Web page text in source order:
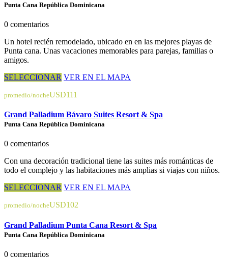
Punta Cana República Dominicana
0 comentarios
Un hotel recién remodelado, ubicado en en las mejores playas de
Punta cana. Unas vacaciones memorables para parejas, familias o
amigos.
SELECCIONAR VER EN EL MAPA
promedio/nocheUSD111
Grand Palladium Bávaro Suites Resort & Spa
Punta Cana República Dominicana
0 comentarios
Con una decoración tradicional tiene las suites más románticas de
todo el complejo y las habitaciones más amplias si viajas con niños.
SELECCIONAR VER EN EL MAPA
promedio/nocheUSD102
Grand Palladium Punta Cana Resort & Spa
Punta Cana República Dominicana
0 comentarios